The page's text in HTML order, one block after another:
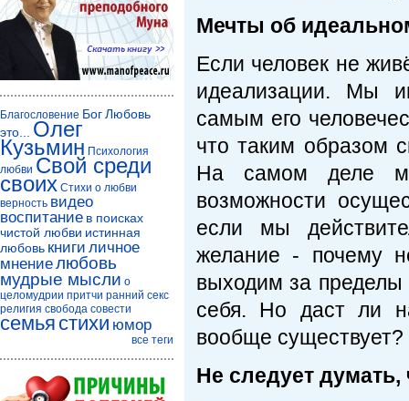
Мечты об
Если человек не
идеализации. Мы
самым его
что таким образом
На самом деле
возможности
если мы
желание - почему
выходим за пределы
себя. Но даст ли
вообще существует?
Не следует
Благословение БогЛюбовь
это...
Олег
Кузьмин Психология
любви Свой среди
своих Стихи о любви
верность видео
воспитание в поисках
чистой любви истинная
любовь книги личное
мнениелюбовь
мудрые мысли о
целомудрии притчи ранний секс
религия свобода совести
семья стихи юмор
все теги